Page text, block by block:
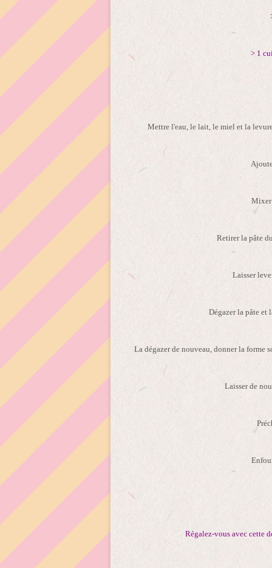
> 1
Mettre l'eau, le lait, le miel et la
Mixer
Retirer la pâte
Laisser
Dégazer la pâte et
La dégazer de nouveau, donner la forme
Laisser de
Régalez-vous avec cette